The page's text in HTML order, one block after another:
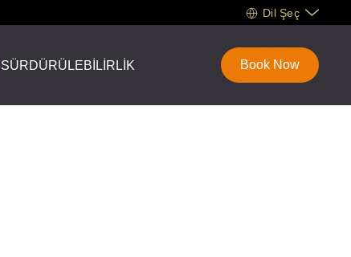
Dil Şeç
SÜRDÜRÜLEBİLİRLİK Book Now